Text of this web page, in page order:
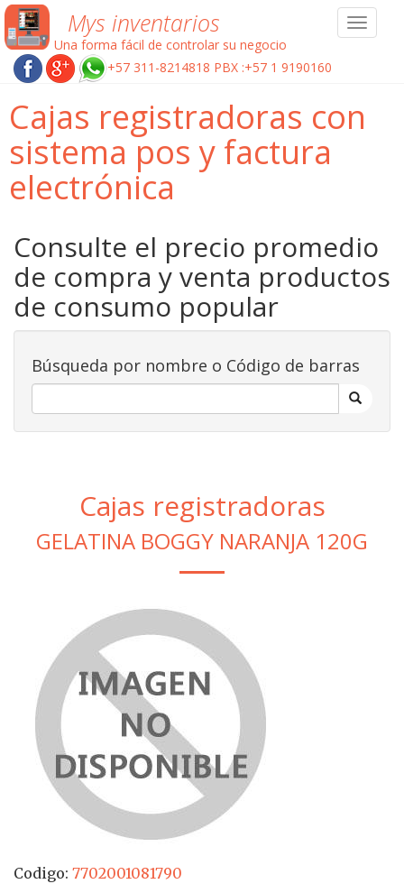
Toggle
Mys inventarios
Una forma fácil de controlar su negocio
+57 311-8214818 PBX :+57 1 9190160
Cajas registradoras con
sistema pos y factura
electrónica
Consulte el precio promedio
de compra y venta productos
de consumo popular
Búsqueda por nombre o Código de barras
Cajas registradoras
GELATINA BOGGY NARANJA 120G
Codigo: 7702001081790